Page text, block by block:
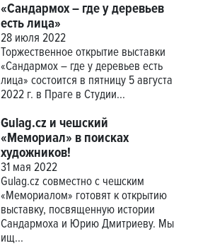
«Сандармох – где у деревьев
есть лица»
28 июля 2022
Торжественное открытие выставки
«Сандармох – где у деревьев есть
лица» состоится в пятницу 5 августа
2022 г. в Праге в Студии...
Gulag.cz и чешский
«Мемориал» в поисках
художников!
31 мая 2022
Gulag.cz совместно с чешским
«Мемориалом» готовят к открытию
выставку, посвященную истории
Сандармоха и Юрию Дмитриеву. Мы
ищ...